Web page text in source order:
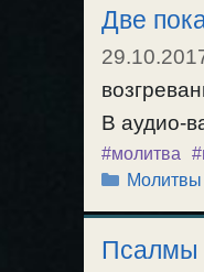
Христа
Ектении.
Две
В аудио-
#молитва
Рубрики
Молитвы
Псалмы